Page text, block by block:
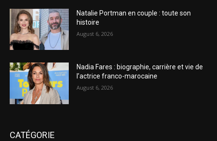
Natalie Portman en couple : toute son
histoire
August 6, 2026
Nadia Fares : biographie, carrière et vie de
l’actrice franco-marocaine
August 6, 2026
CATÉGORIE